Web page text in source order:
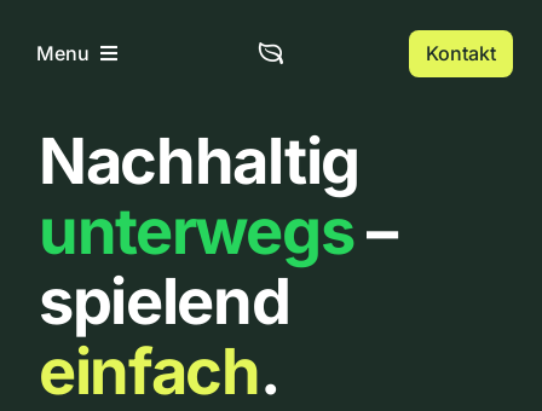
InhaltMenu
Home
Über uns
Urbanlist
Kontakt
Nachhaltig
unterwegs–
spielend
einfach.